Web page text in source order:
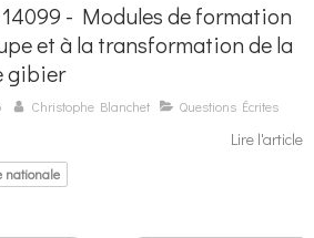
- Modules de formation
et à la transformation de la
gibier
Christophe Blanchet Questions Écrites
Lire l'article
nationale